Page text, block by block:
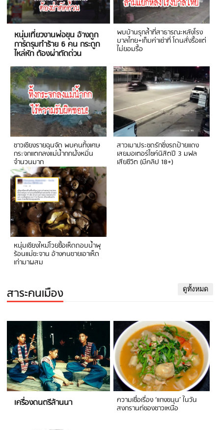
หนุ่มเที่ยวงานพ่อขุน อ้างถูก
การ์ดรุมทำร้าย 6 คน กระดูก
ไหล่หัก ต้องผ่าตัดด่วน
พบบ้านรุกล้ำที่สาธารณะหลังโรง
บาลไทย+เก็บค่าเช่าที่ โดนสั่งรื้อแต่
ไม่ยอมรื้อ
ชาวเชียงรายฉุนจัด พบคนทิ้งเศษ
กระจกแตกลงแม่น้ำกกฝั่งหมิ่น
จำนวนมาก
สาวเมาประชดรักซิ่งรถป้ายแดง
เสยมอเตอร์ไซค์นิสิตปี 3 มฟล
เสียชีวิต (มีคลิป 18+)
หนุ่มเชียงใหม่โวยซื้อเห็ดถอบน้ำพุ
ร้อนแม่ขะจาน อ้างคนขายเอาเห็ด
เก่ามาผสม
สาระคนเมือง ดูทั้งหมด
เครื่องดนตรีล้านนา ความเชื่อเรื่อง ‘แกงขนุน’ ในวัน
สงกรานต์ของชาวเหนือ